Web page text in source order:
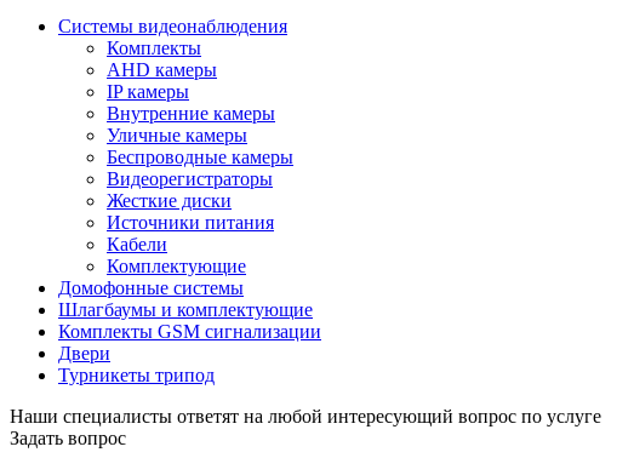
Системы видеонаблюдения
Комплекты
AHD камеры
IP камеры
Внутренние камеры
Уличные камеры
Беспроводные камеры
Видеорегистраторы
Жесткие диски
Источники питания
Кабели
Комплектующие
Домофонные системы
Шлагбаумы и комплектующие
Комплекты GSM сигнализации
Двери
Турникеты трипод
Наши специалисты ответят на любой интересующий вопрос по услуге
Задать вопрос